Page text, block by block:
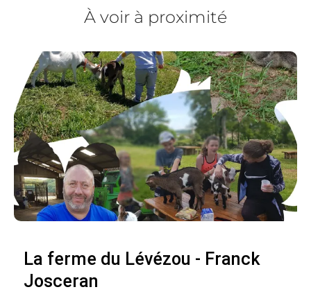
À voir à proximité
La ferme du Lévézou - Franck
Josceran